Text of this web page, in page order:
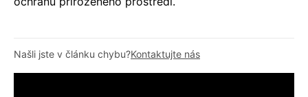
Našli jste v článku chybu?Kontaktujte nás